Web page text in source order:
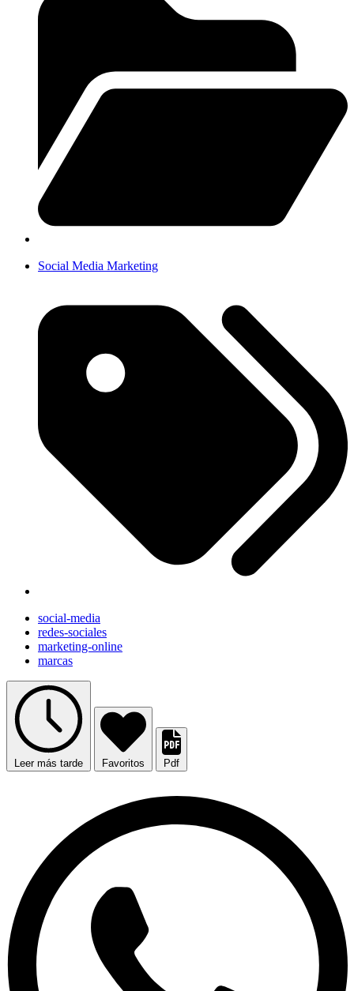
Social Media Marketing
social-media
redes-sociales
marketing-online
marcas
Leer más tarde Favoritos Pdf